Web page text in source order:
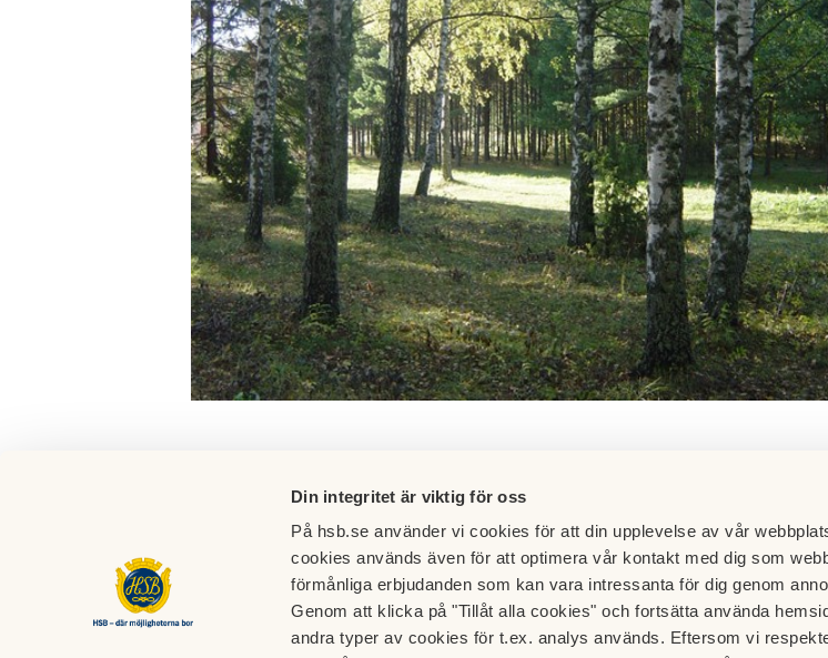
Din integritet är viktig för oss
På hsb.se använder vi cookies för att din upplevelse av vår
cookies används även för att optimera vår kontakt med dig som
förmånliga erbjudanden som kan vara intressanta för dig genom
Genom att klicka på "Tillåt alla cookies" och fortsätta använda
andra typer av cookies för t.ex. analys används. Eftersom vi